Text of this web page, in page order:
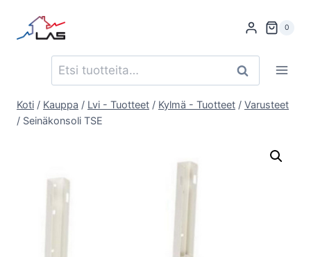
sisältöön
0
Etsi: Haku
Koti / Kauppa / Lvi - Tuotteet / Kylmä - Tuotteet / Varusteet
/ Seinäkonsoli TSE